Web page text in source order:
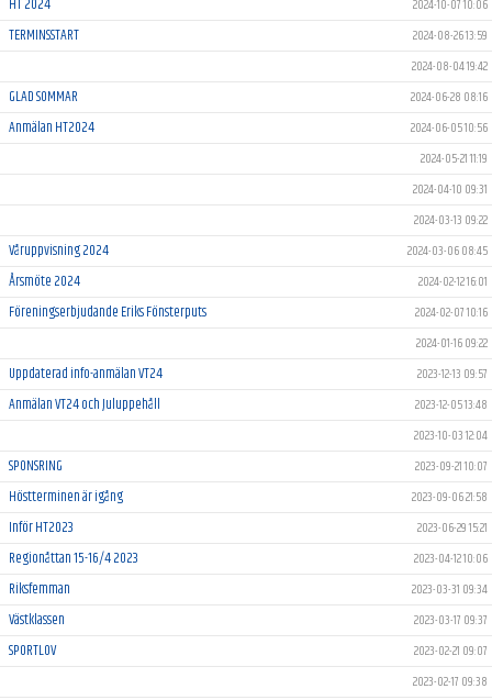
HT 2024 2024-10-07 10:06
TERMINSSTART
2024-08-26 13:59
2024-08-04 19:42
GLAD SOMMAR 2024-06-28 08:16
Anmälan HT2024
2024-06-05 10:56
2024-05-21 11:19
2024-04-10 09:31
2024-03-13 09:22
Våruppvisning 2024 2024-03-06 08:45
Årsmöte 2024 2024-02-12 16:01
Föreningserbjudande Eriks Fönsterputs
2024-02-07 10:16
2024-01-16 09:22
Uppdaterad info-anmälan VT24 2023-12-13 09:57
Anmälan VT24 och Juluppehåll
2023-12-05 13:48
2023-10-03 12:04
SPONSRING 2023-09-21 10:07
Höstterminen är igång 2023-09-06 21:58
Inför HT2023 2023-06-29 15:21
Regionåttan 15-16/4 2023 2023-04-12 10:06
Riksfemman 2023-03-31 09:34
Västklassen 2023-03-17 09:37
SPORTLOV
2023-02-21 09:07
2023-02-17 09:38